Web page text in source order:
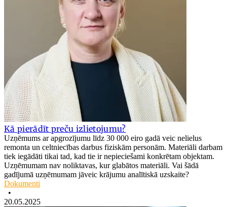
Kā pierādīt preču izlietojumu?
Uzņēmums ar apgrozījumu līdz 30 000 eiro gadā veic nelielus
remonta un celtniecības darbus fiziskām personām. Materiāli darbam
tiek iegādāti tikai tad, kad tie ir nepieciešami konkrētam objektam.
Uzņēmumam nav noliktavas, kur glabātos materiāli. Vai šādā
gadījumā uzņēmumam jāveic krājumu analītiskā uzskaite?
Dokumenti
•
20.05.2025